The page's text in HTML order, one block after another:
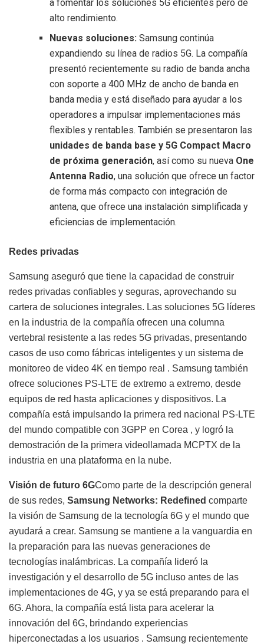
a fomentar los soluciones 5G eficientes pero de
alto rendimiento.
Nuevas soluciones: Samsung continúa
expandiendo su línea de radios 5G. La compañía
presentó recientemente su radio de banda ancha
con soporte a 400 MHz de ancho de banda en
banda media y está diseñado para ayudar a los
operadores a impulsar implementaciones más
flexibles y rentables. También se presentaron las
unidades de banda base y 5G Compact Macro
de próxima generación, así como su nueva One
Antenna Radio, una solución que ofrece un factor
de forma más compacto con integración de
antena, que ofrece una instalación simplificada y
eficiencias de implementación.
Redes privadas
Samsung aseguró que tiene la capacidad de construir
redes privadas confiables y seguras, aprovechando su
cartera de soluciones integrales. Las soluciones 5G líderes
en la industria de la compañía ofrecen una columna
vertebral resistente a las redes 5G privadas, presentando
casos de uso como fábricas inteligentes y un sistema de
monitoreo de video 4K en tiempo real . Samsung también
ofrece soluciones PS-LTE de extremo a extremo, desde
equipos de red hasta aplicaciones y dispositivos. La
compañía está impulsando la primera red nacional PS-LTE
del mundo compatible con 3GPP en Corea , y logró la
demostración de la primera videollamada MCPTX de la
industria en una plataforma en la nube.
Visión de futuro 6GComo parte de la descripción general
de sus redes, Samsung Networks: Redefined comparte
la visión de Samsung de la tecnología 6G y el mundo que
ayudará a crear. Samsung se mantiene a la vanguardia en
la preparación para las nuevas generaciones de
tecnologías inalámbricas. La compañía lideró la
investigación y el desarrollo de 5G incluso antes de las
implementaciones de 4G, y ya se está preparando para el
6G. Ahora, la compañía está lista para acelerar la
innovación del 6G, brindando experiencias
hiperconectadas a los usuarios . Samsung recientemente